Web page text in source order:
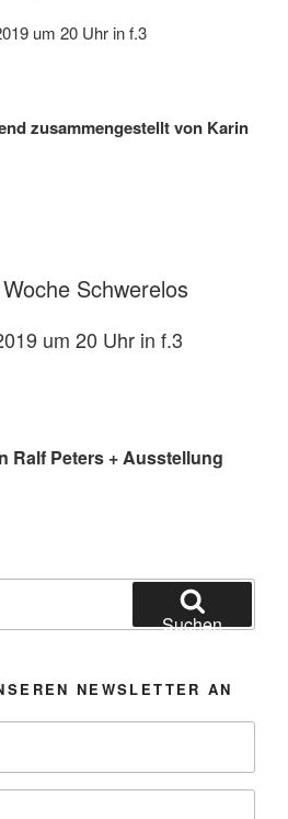
um 20 Uhr in f.3
zusammengestellt von Karin
Schwerelos
um 20 Uhr in f.3
Ralf Peters + Ausstellung
Suchen
NEWSLETTER AN